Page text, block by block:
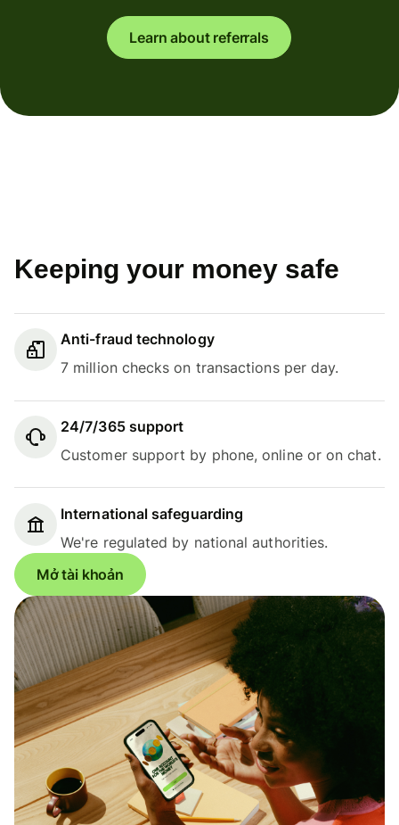
Learn about referrals
Keeping your money safe
Anti-fraud technology
7 million checks on transactions per day.
24/7/365 support
Customer support by phone, online or on chat.
International safeguarding
We're regulated by national authorities.
Mở tài khoản